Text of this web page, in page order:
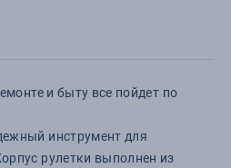
и быту все пойдет по
инструмент для
рулетки выполнен из